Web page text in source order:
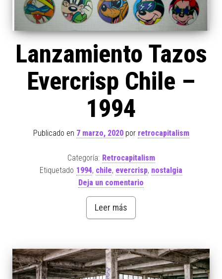
Lanzamiento Tazos
Evercrisp Chile –
1994
Publicado en 7 marzo, 2020por retrocapitalism
Categoría: Retrocapitalism
Etiquetado 1994, chile, evercrisp, nostalgia
Deja un comentario
Leer más